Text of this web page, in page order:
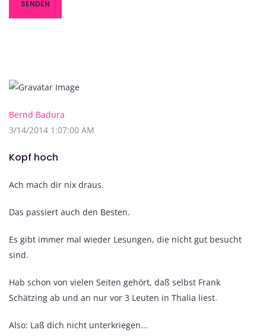
Bernd Badura
3/14/2014 1:07:00 AM
Kopf hoch
Ach mach dir nix draus.
Das passiert auch den Besten.
Es gibt immer mal wieder Lesungen, die nicht gut besucht
sind.
Hab schon von vielen Seiten gehört, daß selbst Frank
Schätzing ab und an nur vor 3 Leuten in Thalia liest.
Also: Laß dich nicht unterkriegen...